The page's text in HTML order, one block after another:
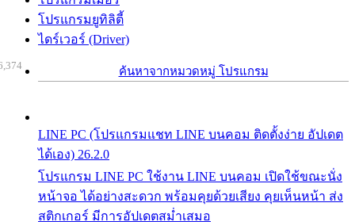
โปรแกรมยูทิลิตี้
ไดร์เวอร์ (Driver)
ค้นหาจากหมวดหมู่ โปรแกรม
LINE PC (โปรแกรมแชท LINE บนคอม ติดตั้งง่าย อัปเดต
ได้เอง) 26.2.0
โปรแกรม LINE PC ใช้งาน LINE บนคอม เปิดใช้ขณะนั่ง
หน้าจอ ได้อย่างสะดวก พร้อมคุยด้วยเสียง คุยเห็นหน้า ส่ง
สติกเกอร์ มีการอัปเดตสม่ำเสมอ